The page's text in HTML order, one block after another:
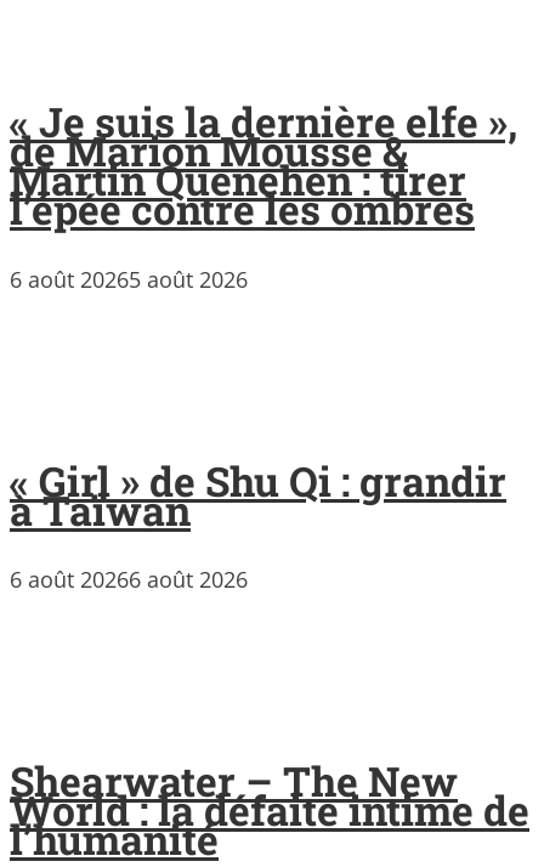
« Je suis la dernière elfe »,
de Marion Mousse &
Martin Quenehen : tirer
l’épée contre les ombres
6 août 20265 août 2026
« Girl » de Shu Qi : grandir
à Taïwan
6 août 20266 août 2026
Shearwater – The New
World : la défaite intime de
l’humanité